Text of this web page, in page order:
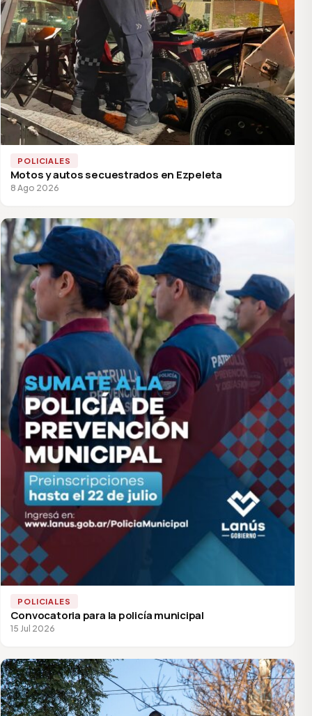
POLICIALES
Motos y autos secuestrados en Ezpeleta
8 Ago 2026
POLICIALES
Convocatoria para la policía municipal
15 Jul 2026